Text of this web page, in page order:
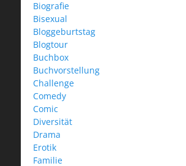
Biografie
Bisexual
Bloggeburtstag
Blogtour
Buchbox
Buchvorstellung
Challenge
Comedy
Comic
Diversität
Drama
Erotik
Familie